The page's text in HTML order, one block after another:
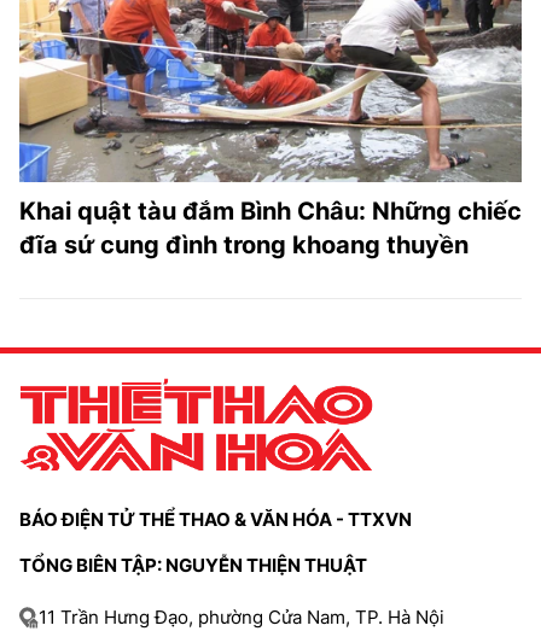
Khai quật tàu đắm Bình Châu: Những chiếc
đĩa sứ cung đình trong khoang thuyền
BÁO ĐIỆN TỬ THỂ THAO & VĂN HÓA - TTXVN
TỔNG BIÊN TẬP: NGUYỄN THIỆN THUẬT
11 Trần Hưng Đạo, phường Cửa Nam, TP. Hà Nội